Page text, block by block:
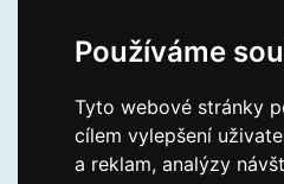
Používáme
Tyto webové stránky
cílem vylepšení
a reklam, analýzy